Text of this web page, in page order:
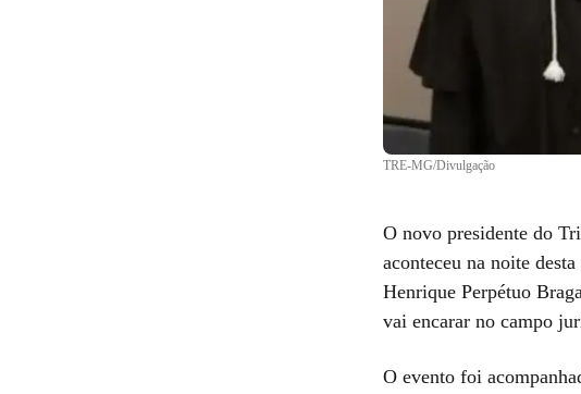
TRE-MG/Divulgação
O novo presidente do
aconteceu na noite
Henrique Perpétuo
vai encarar no campo
O evento foi